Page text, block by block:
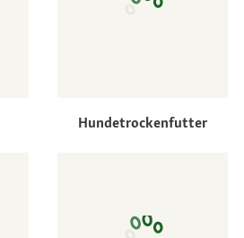
Hundetrockenfutter